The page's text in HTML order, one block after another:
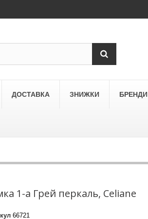
ДОСТАВКА ЗНИЖКИ БРЕНДИ
1-а Грей перкаль, Celiane
66721